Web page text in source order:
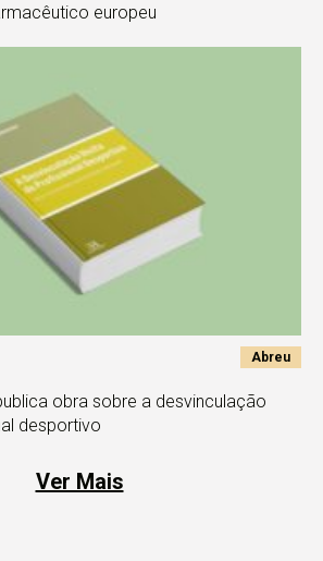
europeu
Abreu
obra sobre a desvinculação
desportivo
Ver Mais